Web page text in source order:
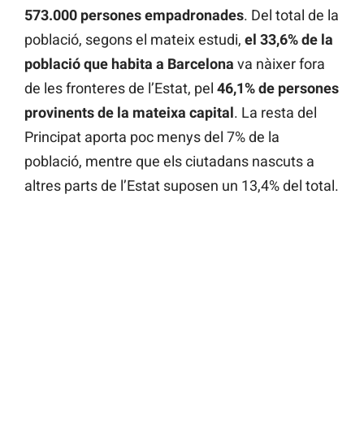
573.000 persones empadronades. Del total de la
població, segons el mateix estudi, el 33,6% de la
població que habita a Barcelona va nàixer fora
de les fronteres de l’Estat, pel 46,1% de persones
provinents de la mateixa capital. La resta del
Principat aporta poc menys del 7% de la
població, mentre que els ciutadans nascuts a
altres parts de l’Estat suposen un 13,4% del total.